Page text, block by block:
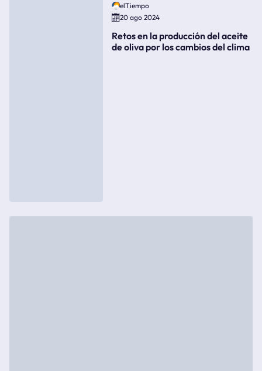
elTiempo
20 ago 2024
Retos en la producción del aceite
de oliva por los cambios del clima